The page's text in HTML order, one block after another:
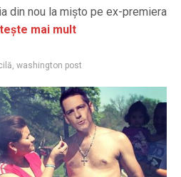
din nou la mişto pe ex-premiera
mai mult
, washington post